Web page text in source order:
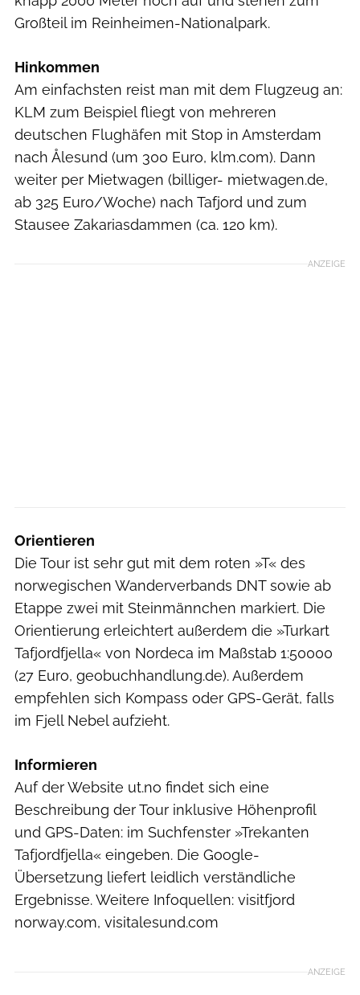
Großteil im Reinheimen-Nationalpark.
Hinkommen
Am einfachsten reist man mit dem Flugzeug an:
KLM zum Beispiel fliegt von mehreren
deutschen Flughäfen mit Stop in Amsterdam
nach Ålesund (um 300 Euro, klm.com). Dann
weiter per Mietwagen (billiger- mietwagen.de,
ab 325 Euro/Woche) nach Tafjord und zum
Stausee Zakariasdammen (ca. 120 km).
ANZEIGE
Orientieren
Die Tour ist sehr gut mit dem roten »T« des
norwegischen Wanderverbands DNT sowie ab
Etappe zwei mit Steinmännchen markiert. Die
Orientierung erleichtert außerdem die »Turkart
Tafjordfjella« von Nordeca im Maßstab 1:50000
(27 Euro, geobuchhandlung.de). Außerdem
empfehlen sich Kompass oder GPS-Gerät, falls
im Fjell Nebel aufzieht.
Informieren
Auf der Website ut.no findet sich eine
Beschreibung der Tour inklusive Höhenprofil
und GPS-Daten: im Suchfenster »Trekanten
Tafjordfjella« eingeben. Die Google-
Übersetzung liefert leidlich verständliche
Ergebnisse. Weitere Infoquellen: visitfjord
norway.com, visitalesund.com
ANZEIGE